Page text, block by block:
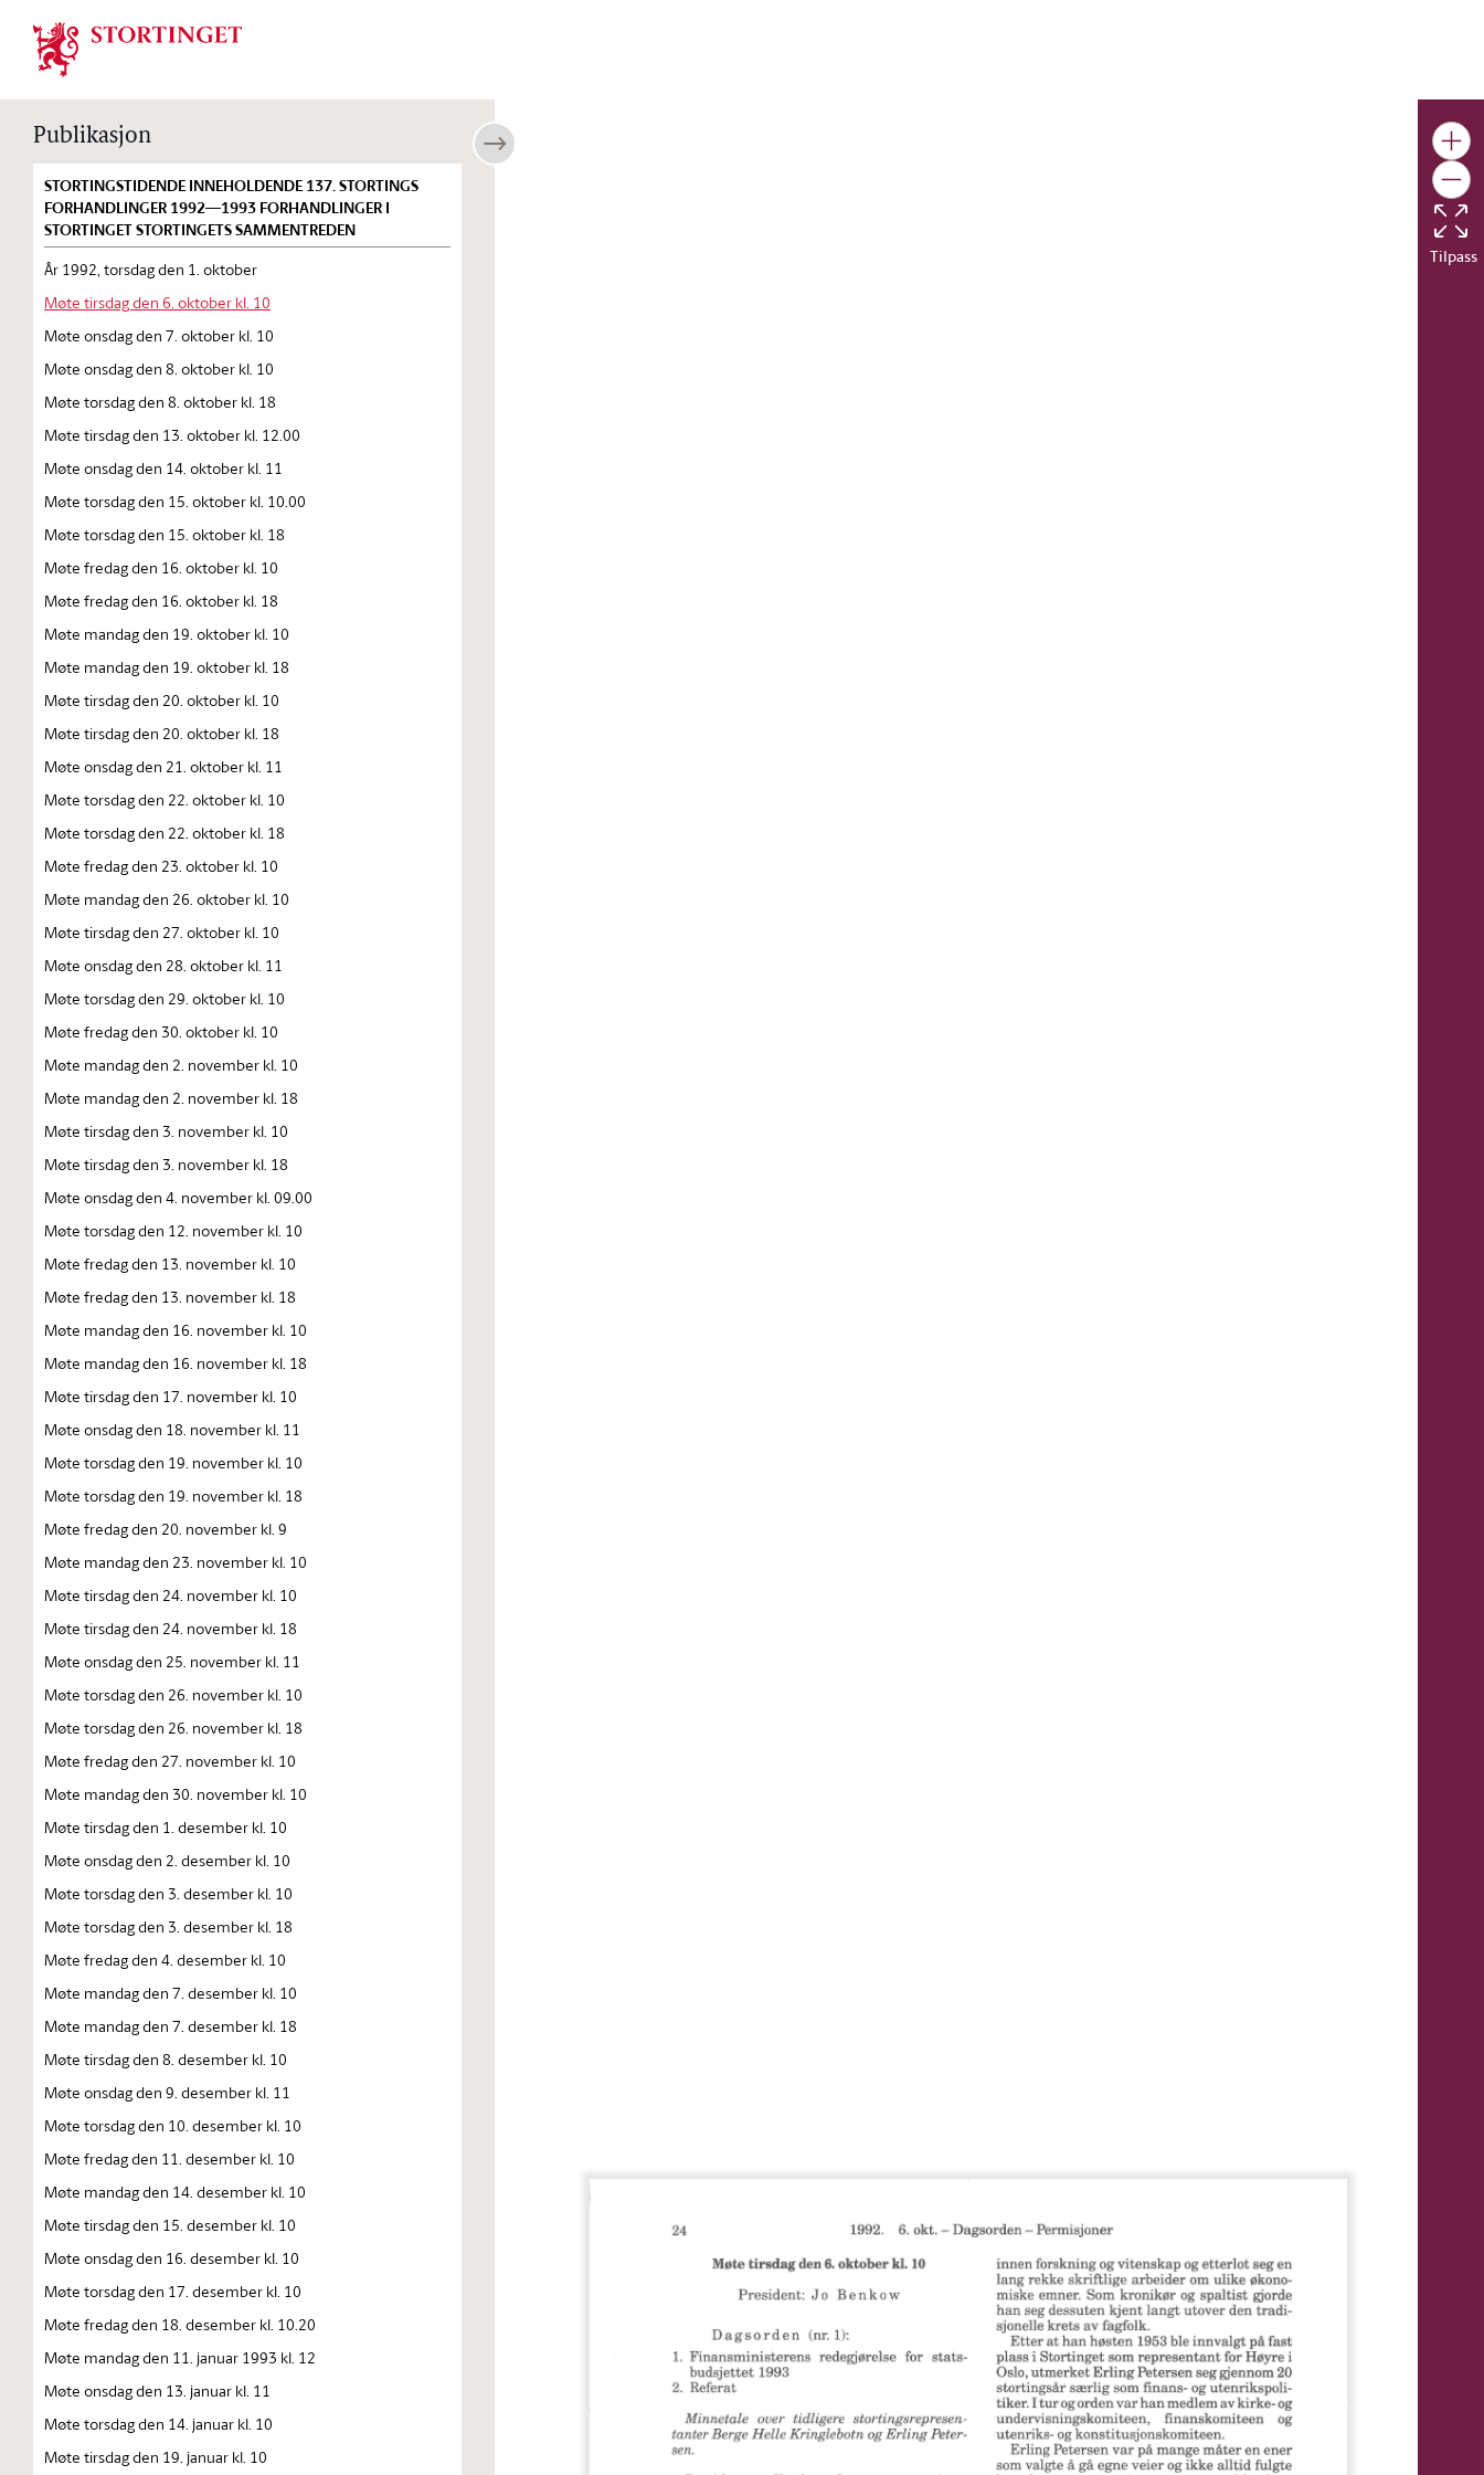
Stortinget.no
Publikasjon
STORTINGSTIDENDE INNEHOLDENDE 137. STORTINGS
FORHANDLINGER 1992—1993 FORHANDLINGER I
STORTINGET STORTINGETS SAMMENTREDEN
År 1992, torsdag den 1. oktober
Møte tirsdag den 6. oktober kl. 10
Møte onsdag den 7. oktober kl. 10
Møte onsdag den 8. oktober kl. 10
Møte torsdag den 8. oktober kl. 18
Møte tirsdag den 13. oktober kl. 12.00
Møte onsdag den 14. oktober kl. 11
Møte torsdag den 15. oktober kl. 10.00
Møte torsdag den 15. oktober kl. 18
Møte fredag den 16. oktober kl. 10
Møte fredag den 16. oktober kl. 18
Møte mandag den 19. oktober kl. 10
Møte mandag den 19. oktober kl. 18
Møte tirsdag den 20. oktober kl. 10
Møte tirsdag den 20. oktober kl. 18
Møte onsdag den 21. oktober kl. 11
Møte torsdag den 22. oktober kl. 10
Møte torsdag den 22. oktober kl. 18
Møte fredag den 23. oktober kl. 10
Møte mandag den 26. oktober kl. 10
Møte tirsdag den 27. oktober kl. 10
Møte onsdag den 28. oktober kl. 11
Møte torsdag den 29. oktober kl. 10
Møte fredag den 30. oktober kl. 10
Møte mandag den 2. november kl. 10
Møte mandag den 2. november kl. 18
Møte tirsdag den 3. november kl. 10
Møte tirsdag den 3. november kl. 18
Møte onsdag den 4. november kl. 09.00
Møte torsdag den 12. november kl. 10
Møte fredag den 13. november kl. 10
Møte fredag den 13. november kl. 18
Møte mandag den 16. november kl. 10
Møte mandag den 16. november kl. 18
Møte tirsdag den 17. november kl. 10
Møte onsdag den 18. november kl. 11
Møte torsdag den 19. november kl. 10
Møte torsdag den 19. november kl. 18
Møte fredag den 20. november kl. 9
Møte mandag den 23. november kl. 10
Møte tirsdag den 24. november kl. 10
Møte tirsdag den 24. november kl. 18
Møte onsdag den 25. november kl. 11
Møte torsdag den 26. november kl. 10
Møte torsdag den 26. november kl. 18
Møte fredag den 27. november kl. 10
Møte mandag den 30. november kl. 10
Møte tirsdag den 1. desember kl. 10
Møte onsdag den 2. desember kl. 10
Møte torsdag den 3. desember kl. 10
Møte torsdag den 3. desember kl. 18
Møte fredag den 4. desember kl. 10
Møte mandag den 7. desember kl. 10
Møte mandag den 7. desember kl. 18
Møte tirsdag den 8. desember kl. 10
Møte onsdag den 9. desember kl. 11
Møte torsdag den 10. desember kl. 10
Møte fredag den 11. desember kl. 10
Møte mandag den 14. desember kl. 10
Møte tirsdag den 15. desember kl. 10
Møte onsdag den 16. desember kl. 10
Møte torsdag den 17. desember kl. 10
Møte fredag den 18. desember kl. 10.20
Møte mandag den 11. januar 1993 kl. 12
Møte onsdag den 13. januar kl. 11
Møte torsdag den 14. januar kl. 10
Møte tirsdag den 19. januar kl. 10